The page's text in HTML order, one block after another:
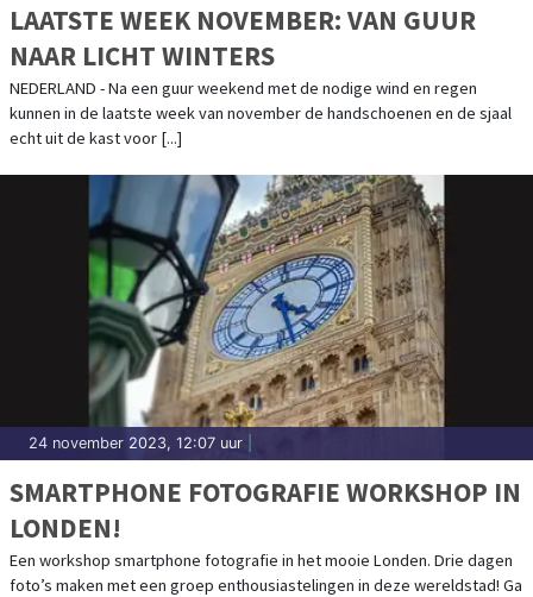
LAATSTE WEEK NOVEMBER: VAN GUUR
NAAR LICHT WINTERS
NEDERLAND - Na een guur weekend met de nodige wind en regen
kunnen in de laatste week van november de handschoenen en de sjaal
echt uit de kast voor [...]
24 november 2023, 12:07 uur
SMARTPHONE FOTOGRAFIE WORKSHOP IN
LONDEN!
Een workshop smartphone fotografie in het mooie Londen. Drie dagen
foto’s maken met een groep enthousiastelingen in deze wereldstad! Ga